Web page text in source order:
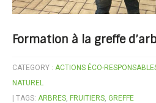
Formation à la greffe
CATEGORY : ACTIONS ÉCO-
NATUREL
| TAGS: ARBRES, FRUITIERS, GREFFE